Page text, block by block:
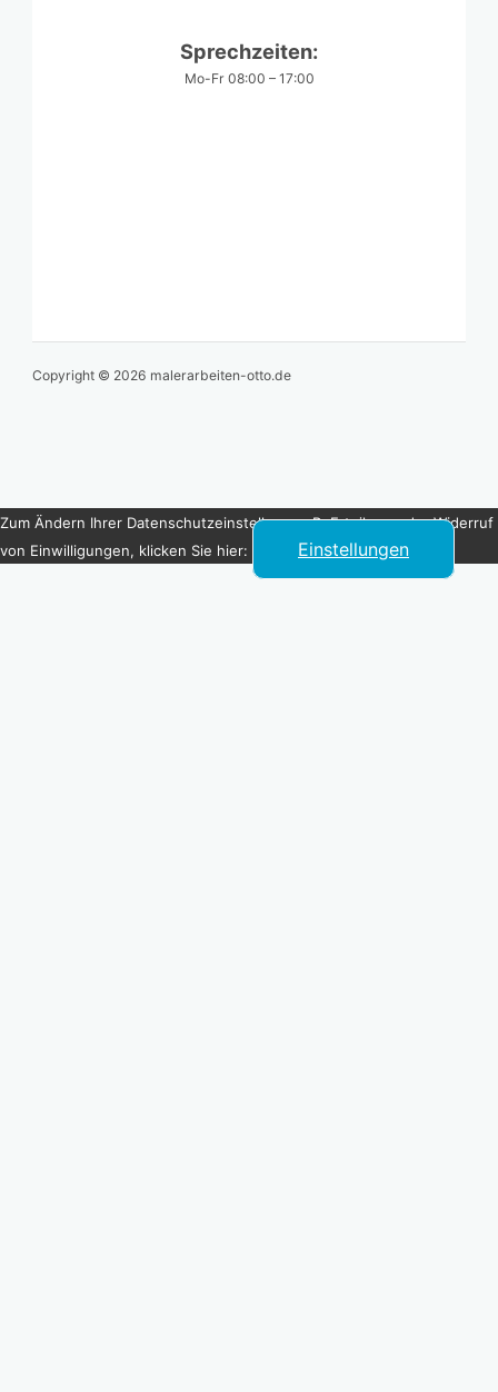
Sprechzeiten:
Mo-Fr 08:00 – 17:00
Copyright © 2026 malerarbeiten-otto.de
Zum Ändern Ihrer Datenschutzeinstellung, z.B. Erteilung oder Widerruf
von Einwilligungen, klicken Sie hier:
Einstellungen